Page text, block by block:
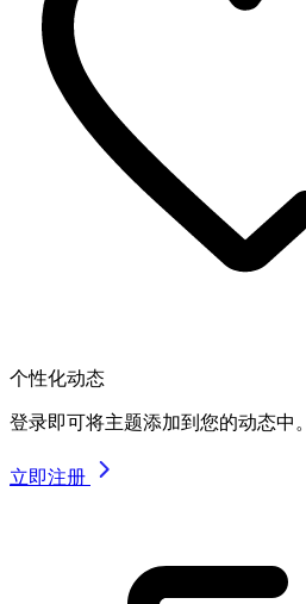
个性化动态
登录即可将主题添加到您的动态中。
立即注册